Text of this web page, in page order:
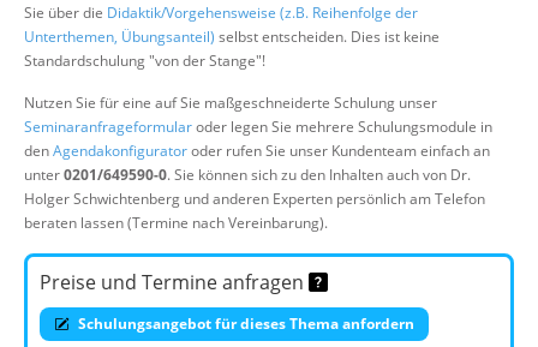
Sie über die Didaktik/Vorgehensweise (z.B. Reihenfolge der
Unterthemen, Übungsanteil) selbst entscheiden. Dies ist keine
Standardschulung "von der Stange"!
Nutzen Sie für eine auf Sie maßgeschneiderte Schulung unser
Seminaranfrageformularoder legen Sie mehrere Schulungsmodule in
denAgendakonfiguratoroder rufen Sie unser Kundenteam einfach an
unter0201/649590-0. Sie können sich zu den Inhalten auch von Dr.
Holger Schwichtenberg und anderen Experten persönlich am Telefon
beraten lassen (Termine nach Vereinbarung).
Preise und Termine anfragen
Schulungsangebot für dieses Thema anfordern